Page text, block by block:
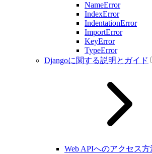
NameError
IndexError
IndentationError
ImportError
KeyError
TypeError
Djangoに関する説明とガイド
Web APIへのアクセス方